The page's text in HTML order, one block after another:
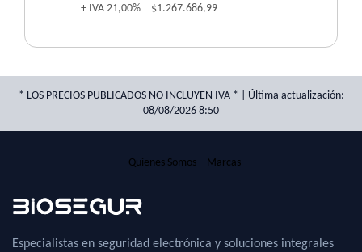
+ IVA 21,00% $1.267.686,99
* LOS PRECIOS PUBLICADOS NO INCLUYEN IVA * | Última actualización:
08/08/2026 8:50
Quienes Somos Marcas
Especialistas en seguridad electrónica y soluciones integrales